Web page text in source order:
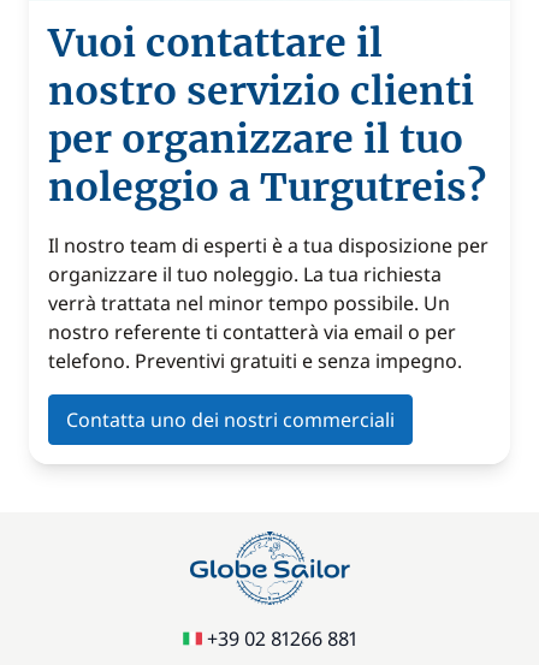
Vuoi contattare il
nostro servizio clienti
per organizzare il tuo
noleggio a Turgutreis?
Il nostro team di esperti è a tua disposizione per
organizzare il tuo noleggio. La tua richiesta
verrà trattata nel minor tempo possibile. Un
nostro referente ti contatterà via email o per
telefono. Preventivi gratuiti e senza impegno.
Contatta uno dei nostri commerciali
+39 02 81266 881